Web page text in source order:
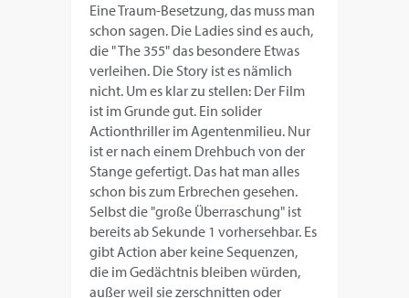
Eine Traum-Besetzung, das muss man
schon sagen. Die Ladies sind es auch,
die " The 355" das besondere Etwas
verleihen. Die Story ist es nämlich
nicht. Um es klar zu stellen: Der Film
ist im Grunde gut. Ein solider
Actionthriller im Agentenmilieu. Nur
ist er nach einem Drehbuch von der
Stange gefertigt. Das hat man alles
schon bis zum Erbrechen gesehen.
Selbst die "große Überraschung" ist
bereits ab Sekunde 1 vorhersehbar. Es
gibt Action aber keine Sequenzen,
die im Gedächtnis bleiben würden,
außer weil sie zerschnitten oder